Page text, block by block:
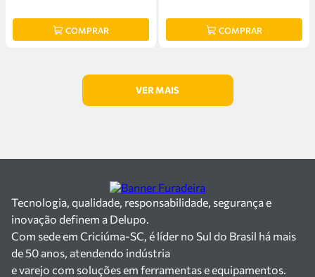
COMPRAR COMPRAR
Tecnologia, qualidade, responsabilidade, segurança e
inovação definem a Delupo.
Com sede em Criciúma-SC, é líder no Sul do Brasil há mais
de 50 anos, atendendo indústria
e varejo com soluções em ferramentas e equipamentos.